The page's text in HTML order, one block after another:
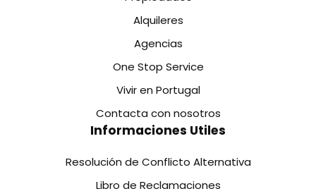
Alquileres
Agencias
One Stop Service
Vivir en Portugal
Contacta con nosotros
Informaciones Utiles
Resolución de Conflicto Alternativa
Libro de Reclamaciones